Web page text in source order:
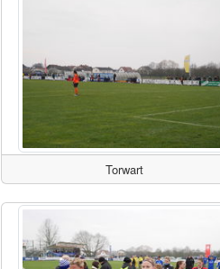
Torwart